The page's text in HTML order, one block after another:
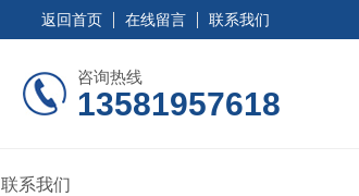
返回首页 在线留言 联系我们
咨询热线
13581957618
联系我们